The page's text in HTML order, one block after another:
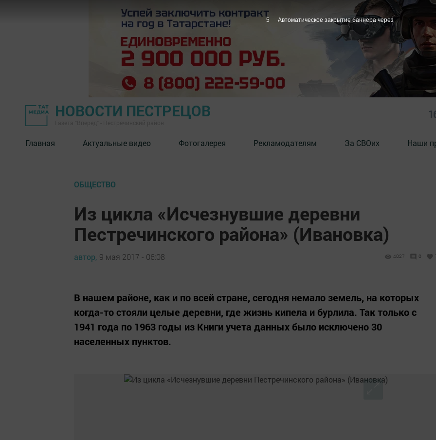
НОВОСТИ ПЕСТРЕЦОВ
Главная Актуальные видео Фотогалерея Рекламодателям За СВОих Наши
ОБЩЕСТВО
Из цикла «Исчезнувшие деревни
Пестречинского района» (Ивановка)
автор, 9 мая 2017 - 06:08 4027 0
В нашем районе, как и по всей стране, сегодня немало земель, на которых
когда-то стояли целые деревни, где жизнь кипела и бурлила. Так только с
1941 года по 1963 годы из Книги учета данных было исключено 30
населенных пунктов.
4 Автоматическое закрытие баннера через